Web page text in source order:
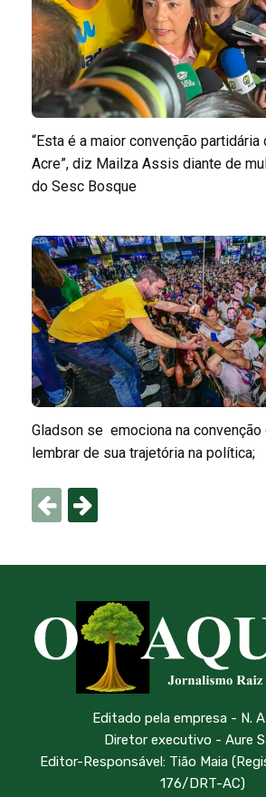
“Esta é a maior convenção
Acre”, diz Mailza Assis diante de
do Sesc Bosque
Gladson se emociona na
lembrar de sua trajetória na política;
Editado pela empresa - N.
Diretor executivo - Aure
Editor-Responsável: Tião Maia
176/DRT-AC)